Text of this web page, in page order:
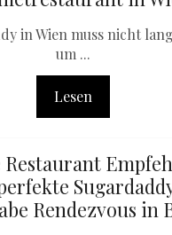
in Wien muss nicht
um ...
Lesen
Rendezvous in